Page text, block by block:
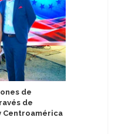
de
de
Centroamérica